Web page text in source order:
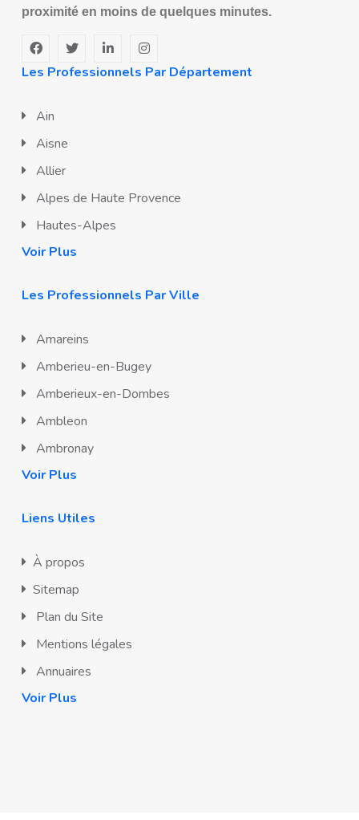
proximité en moins de quelques minutes.
Les Professionnels Par Département
Ain
Aisne
Allier
Alpes de Haute Provence
Hautes-Alpes
Voir Plus
Les Professionnels Par Ville
Amareins
Amberieu-en-Bugey
Amberieux-en-Dombes
Ambleon
Ambronay
Voir Plus
Liens Utiles
À propos
Sitemap
Plan du Site
Mentions légales
Annuaires
Voir Plus